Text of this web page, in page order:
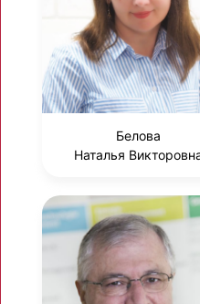
Белова
Наталья